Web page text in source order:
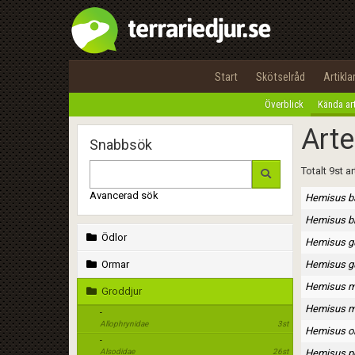
Start Skötselråd Artiklar
Överblick Kända
Snabbsök
Avancerad sök
Ödlor
Ormar
Groddjur
3st
-
Allophrynidae
26st
-
Alsodidae
Totalt 9st
Hemisus
Hemisus
Hemisus
Hemisus
Hemisus
Hemisus
Hemisus